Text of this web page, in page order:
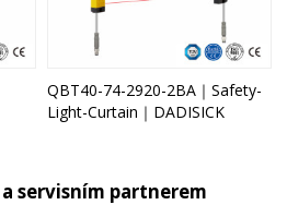
QBT40-74-2920-2BA｜Safety-
Light-Curtain｜DADISICK
servisním partnerem